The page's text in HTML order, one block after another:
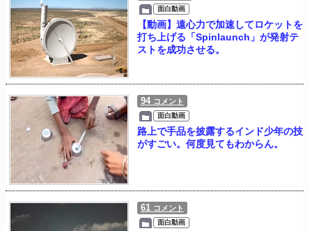
面白動画
【動画】遠心力で加速してロケットを
打ち上げる「Spinlaunch」が発射テ
ストを成功させる。
94 コメント
面白動画
路上で手品を披露するインド少年の技
がすごい。何度見てもわからん。
61 コメント
面白動画